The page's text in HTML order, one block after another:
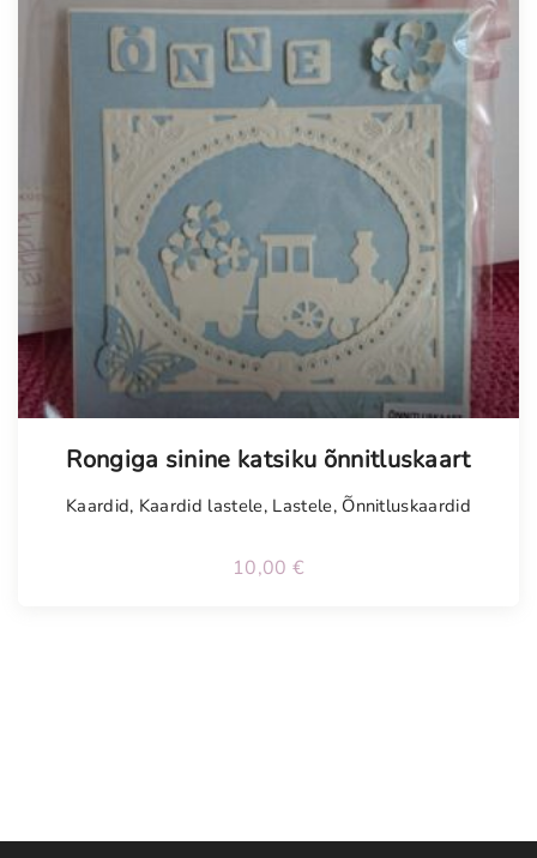
Rongiga sinine katsiku õnnitluskaart
Kaardid, Kaardid lastele, Lastele, Õnnitluskaardid
10,00 €